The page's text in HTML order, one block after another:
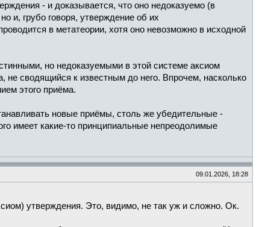
- и доказывается, что оно недоказуемо (в
и, грубо говоря, утверждение об их
в метатеории, хотя оно невозможно в исходной
но недоказуемыми в этой системе аксиом
сводящийся к известным до него. Впрочем, насколько
этого приёма.
новые приёмы, столь же убедительные -
имеет какие-то принципиальные непреодолимые
09.01.2026, 18:28
утверждения. Это, видимо, не так уж и сложно. Ок.